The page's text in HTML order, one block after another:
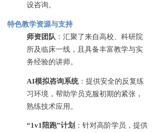
设咨询。
特色教学资源与支持
师资团队 ：汇聚了来自高校、科研院
所及临床一线，且具备丰富教学与实
务经验的讲师。
AI模拟咨询系统：提供安全的反复练
习环境，帮助学员克服初期的紧张，
熟练技术应用。
“1v1陪跑”计划 ：针对高阶学员，提供